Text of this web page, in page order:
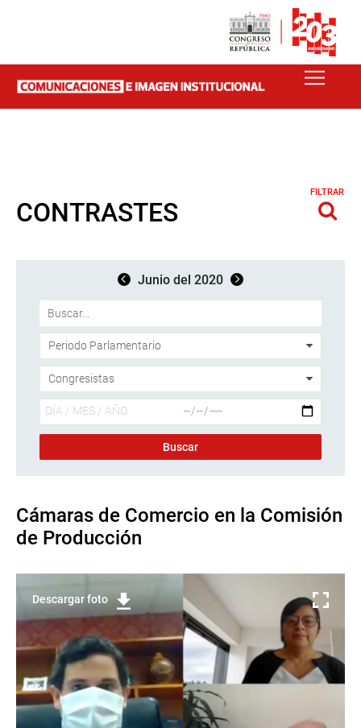
CONTRASTES
FILTRAR
Junio del 2020
Cámaras de Comercio en la Comisión
de Producción
Descargar foto